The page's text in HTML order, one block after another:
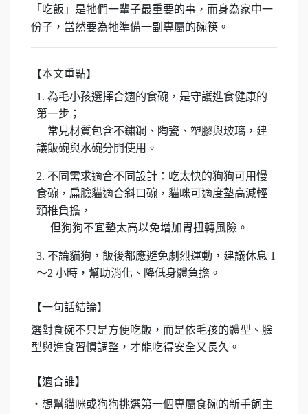
「吃飯」是牠們一輩子最重要的事，而身為家中一
份子，當然要為牠準備一副專屬的碗筷。
【本文重點】
1. 為毛小孩選擇合適的食碗，是守護進食健康的
第一步；
常見材質包含不鏽鋼、陶瓷、塑膠與玻璃，建
議飯碗與水碗分開使用。
2. 不同需求適合不同設計：吃太快的狗狗可用慢
食碗，扁臉貓適合斜口碗，貓咪可適度墊高減輕
頸椎負擔，
但狗狗不宜墊太高以免增加胃扭轉風險。
3. 不論貓狗，飯後都應避免劇烈運動，建議休息 1
～2 小時，幫助消化、降低身體負擔。
【一句話結論】
選對食碗不只是方便吃飯，而是依毛孩的體型、臉
型與進食習慣調整，才能吃得安全又長久。
【適合誰】
・想幫貓咪或狗狗挑選第一個專屬食碗的新手飼主